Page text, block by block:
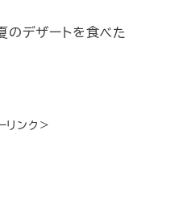
のデザートを食べた
リンク＞